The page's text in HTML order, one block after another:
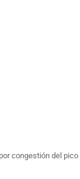
congestión del